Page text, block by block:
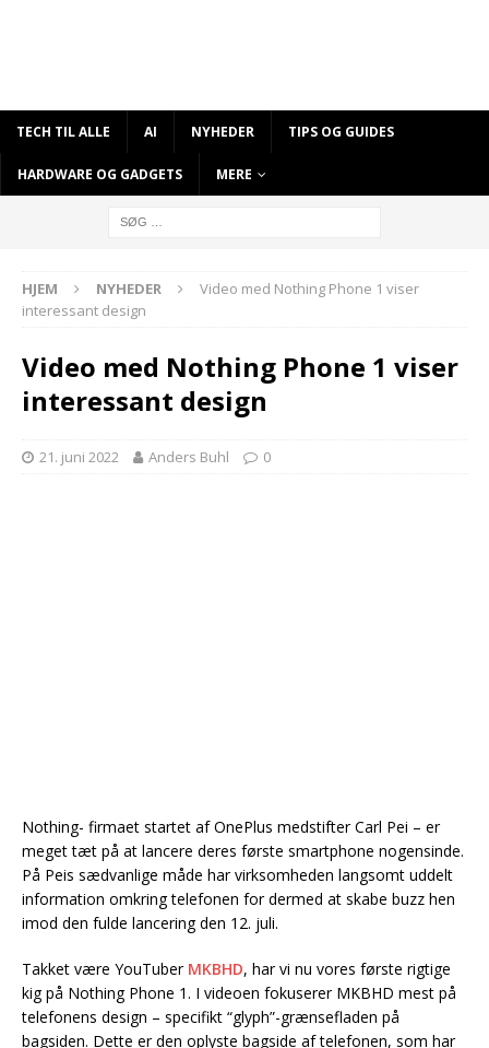
TECH TIL ALLE AI NYHEDER TIPS OG GUIDES
HARDWARE OG GADGETS MERE
HJEM NYHEDER
Video med Nothing Phone 1 viser
interessant design
Video med Nothing Phone 1 viser
interessant design
21. juni 2022 Anders Buhl 0
Nothing- firmaet startet af OnePlus medstifter Carl Pei – er
meget tæt på at lancere deres første smartphone nogensinde.
På Peis sædvanlige måde har virksomheden langsomt uddelt
information omkring telefonen for dermed at skabe buzz hen
imod den fulde lancering den 12. juli.
Takket være YouTuber MKBHD, har vi nu vores første rigtige
kig på Nothing Phone 1. I videoen fokuserer MKBHD mest på
telefonens design – specifikt “glyph”-grænsefladen på
bagsiden. Dette er den oplyste bagside af telefonen, som har